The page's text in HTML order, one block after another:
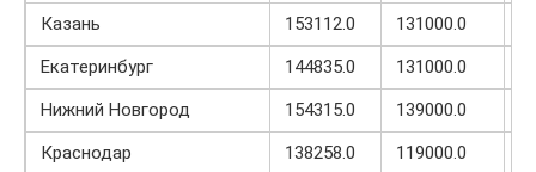
Казань
153112.0 131000.0
Екатеринбург
144835.0 131000.0
Нижний Новгород
154315.0 139000.0
Краснодар
138258.0 119000.0